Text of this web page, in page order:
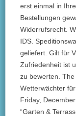
erst einmal in
Bestellungen
Widerrufsrecht.
IDS.
geliefert. Gilt für
Zufriedenheit ist
zu bewerten.
Wetterwächter
Friday,
“Garten &